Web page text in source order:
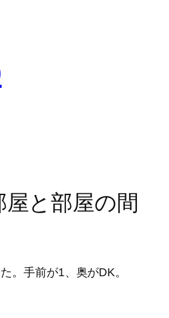
屋と部屋の間
。手前が1、奥がDK。